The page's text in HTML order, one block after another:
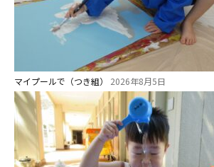
マイプールで（つき組） 2026年8月5日